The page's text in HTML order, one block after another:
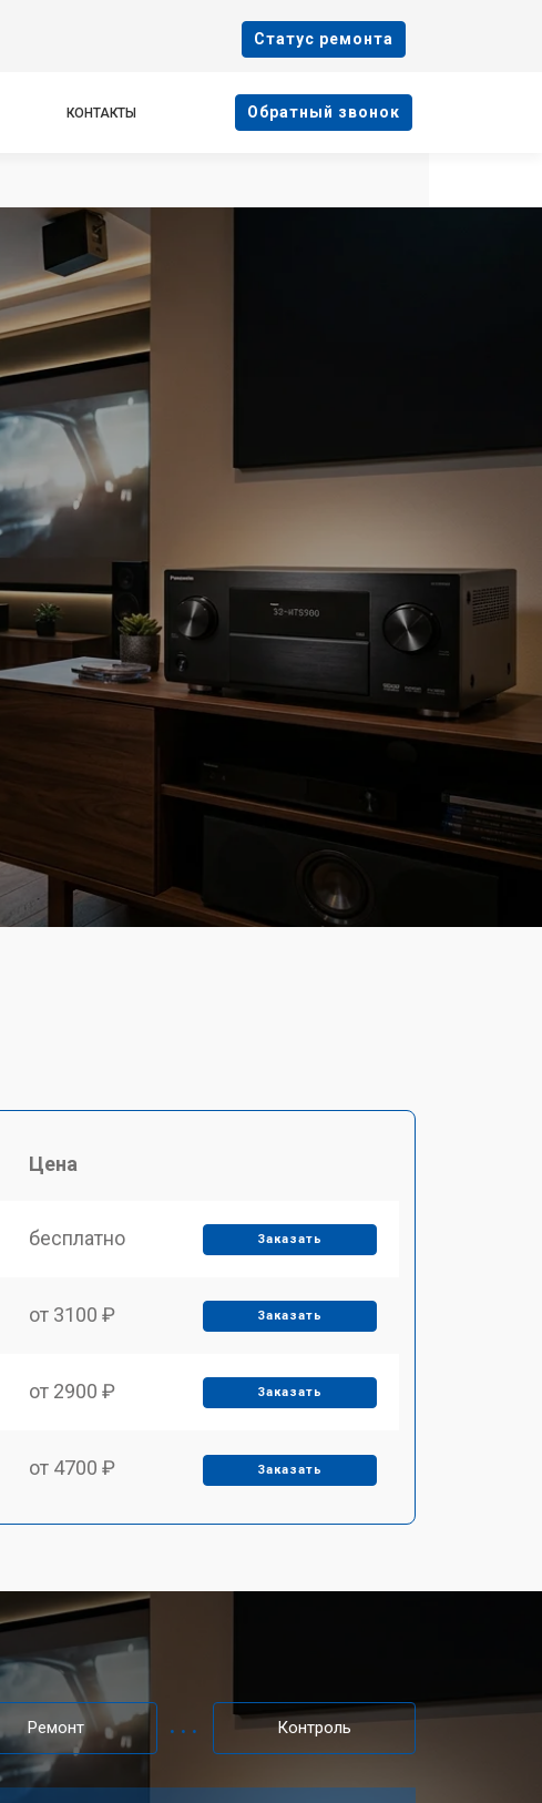
Cтатус ремонта
КОНТАКТЫ Oбратный звонок
Цена
бесплатно Заказать
от 3100 ₽ Заказать
от 2900 ₽ Заказать
от 4700 ₽ Заказать
Ремонт Контроль